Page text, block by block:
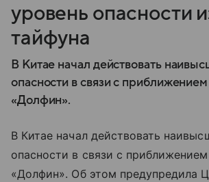
уровень опасности
тайфуна
В Китае начал действовать
опасности в связи с
«Долфин».
В Китае начал действовать
опасности в связи с
«Долфин». Об этом предупредила